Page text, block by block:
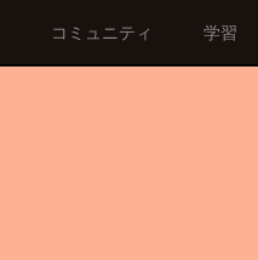
コミュニティ 学習